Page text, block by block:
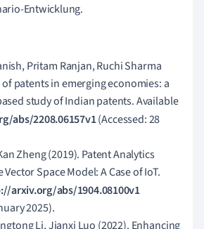
Entwicklung.
Pritam Ranjan, Ruchi Sharma
patents in emerging economies: a
study of Indian patents. Available
abs/2208.06157v1(Accessed: 28
Zheng (2019). Patent Analytics
Space Model: A Case of IoT.
arxiv.org/abs/1904.08100v1
2025).
Li, Jianxi Luo (2022). Enhancing